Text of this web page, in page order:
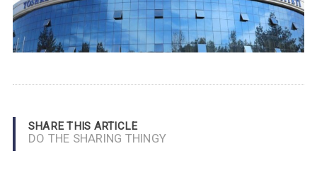
SHARE THIS ARTICLE
DO THE SHARING THINGY